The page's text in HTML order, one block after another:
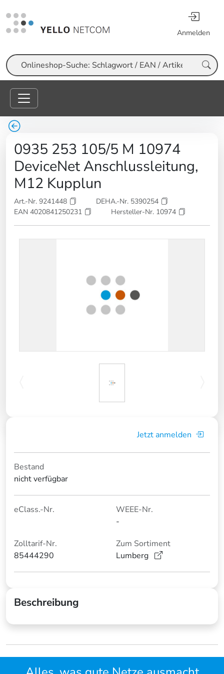
Anmelden
Suche
0935 253 105/5 M 10974
DeviceNet Anschlussleitung,
M12 Kupplun
Art.-Nr. 9241448
DEHA.-Nr. 5390254
EAN 4020841250231
Hersteller-Nr. 10974
Jetzt anmelden
Bestand
nicht verfügbar
eClass.-Nr.
WEEE-Nr.
-
Zolltarif-Nr.
85444290
Zum Sortiment
Lumberg
Beschreibung